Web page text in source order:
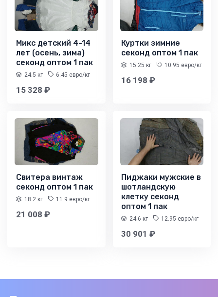
Микс детский 4-14
лет (осень, зима)
секонд оптом 1 пак
24.5 кг 6.45 евро/кг
15 328 ₽
Куртки зимние
секонд оптом 1 пак
15.25 кг 10.95 евро/кг
16 198 ₽
Свитера винтаж
секонд оптом 1 пак
18.2 кг 11.9 евро/кг
21 008 ₽
Пиджаки мужские в
шотландскую
клетку секонд
оптом 1 пак
24.6 кг 12.95 евро/кг
30 901 ₽